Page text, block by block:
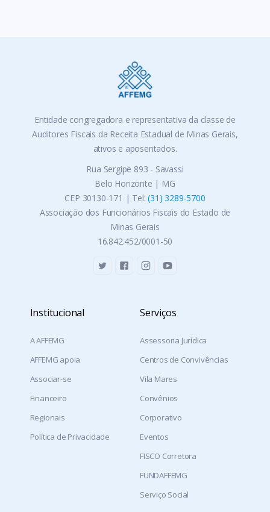
Entidade congregadora e representativa da classe de
Auditores Fiscais da Receita Estadual de Minas Gerais,
ativos e aposentados.
Rua Sergipe 893 - Savassi
Belo Horizonte | MG
CEP 30130-171 | Tel:(31) 3289-5700
Associação dos Funcionários Fiscais do Estado de
Minas Gerais
16.842.452/0001-50
Institucional
A AFFEMG
AFFEMG apoia
Associar-se
Financeiro
Regionais
Política de Privacidade
Serviços
Assessoria Jurídica
Centros de Convivências
Vila Mares
Convênios
Corporativo
Eventos
FISCO Corretora
FUNDAFFEMG
Serviço Social